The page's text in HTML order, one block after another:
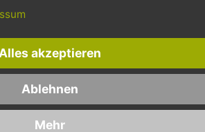
- "CUBOXALE",
Sie Ihre Bewertung